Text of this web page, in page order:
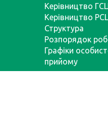
Керівництво
Керівництво
Структура
Розпорядок
Графіки
прийому